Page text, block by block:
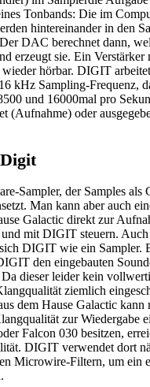
Tonbands: Die im
hintereinander in den
DAC berechnet dann,
erzeugt sie. Ein Verstärker
hörbar. DIGIT
kHz Sampling-Frequenz,
und 16000mal pro
(Aufnahme) oder
Sampler, der Samples als
Man kann aber auch
Galactic direkt zur
mit DIGIT steuern.
DIGIT wie ein Sampler.
den eingebauten
dieser leider kein
ziemlich
dem Hause Galactic
zur Wiedergabe
Falcon 030 besitzen,
DIGIT verwendet dort
Microwire-Filtern, um ein